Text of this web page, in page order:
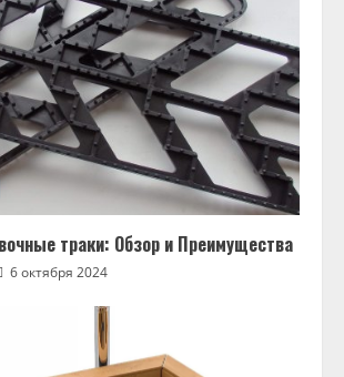
траки: Обзор и Преимущества
6 октября 2024